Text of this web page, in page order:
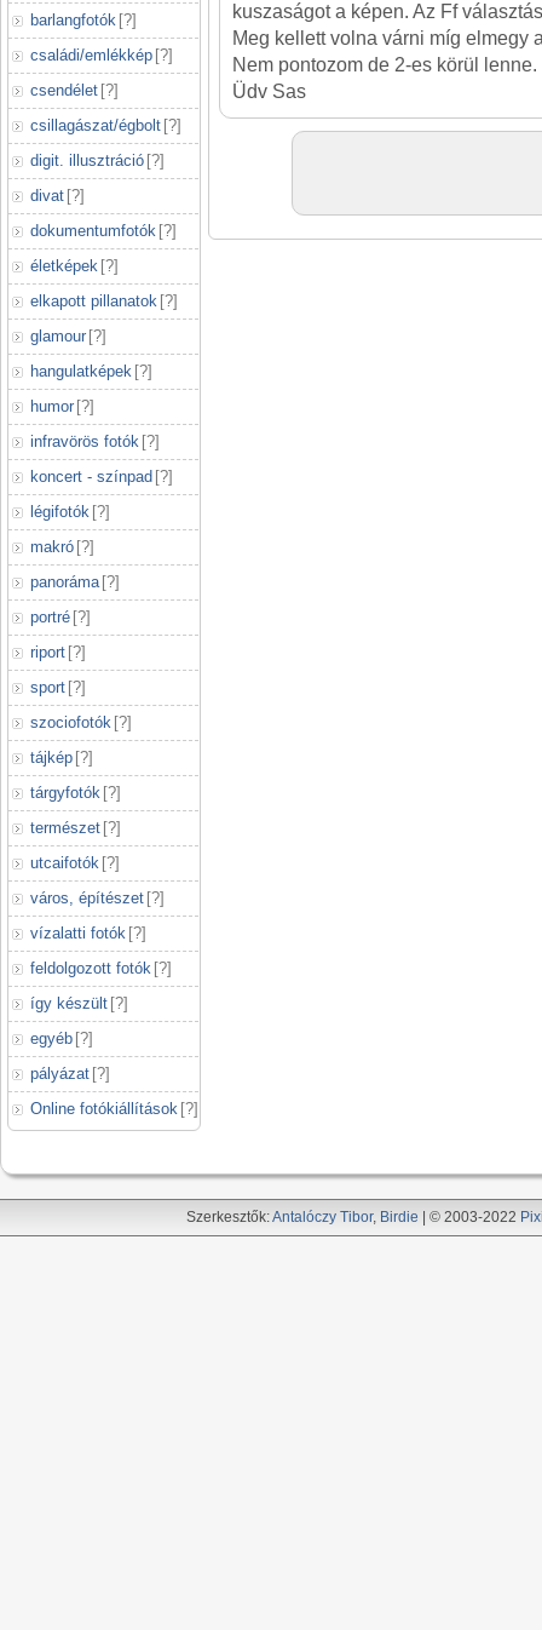
barlangfotók [?]
családi/emlékkép [?]
csendélet [?]
csillagászat/égbolt [?]
digit. illusztráció [?]
divat [?]
dokumentumfotók [?]
életképek [?]
elkapott pillanatok [?]
glamour [?]
hangulatképek [?]
humor [?]
infravörös fotók [?]
koncert - színpad [?]
légifotók [?]
makró [?]
panoráma [?]
portré [?]
riport [?]
sport [?]
szociofotók [?]
tájkép [?]
tárgyfotók [?]
természet [?]
utcaifotók [?]
város, építészet [?]
vízalatti fotók [?]
feldolgozott fotók [?]
így készült [?]
egyéb [?]
pályázat [?]
Online fotókiállítások [?]
kuszaságot a képen. Az Ff
Meg kellett volna várni míg elmegy
Nem pontozom de 2-es körül lenne.
Üdv Sas
Szerkesztők:Antalóczy Tibor, Birdie | © 2003-2022